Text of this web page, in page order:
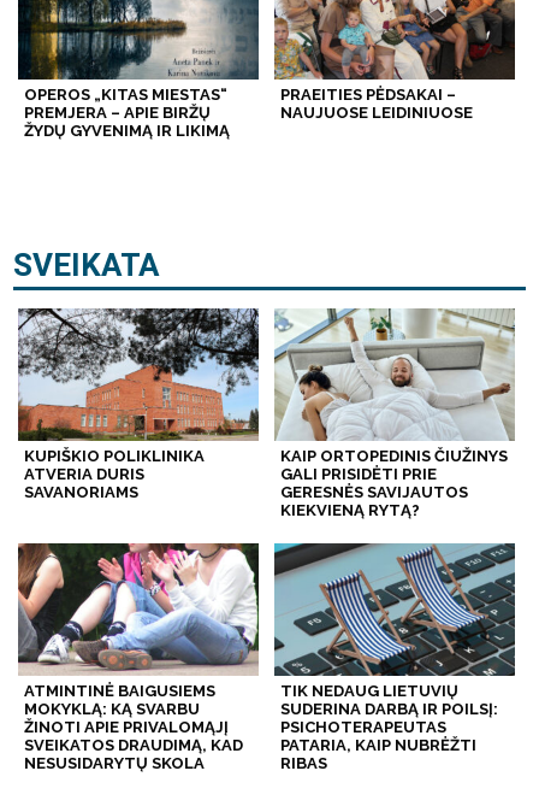
OPEROS „KITAS MIESTAS“
PREMJERA – APIE BIRŽŲ
ŽYDŲ GYVENIMĄ IR LIKIMĄ
PRAEITIES PĖDSAKAI –
NAUJUOSE LEIDINIUOSE
SVEIKATA
KUPIŠKIO POLIKLINIKA
ATVERIA DURIS
SAVANORIAMS
KAIP ORTOPEDINIS ČIUŽINYS
GALI PRISIDĖTI PRIE
GERESNĖS SAVIJAUTOS
KIEKVIENĄ RYTĄ?
ATMINTINĖ BAIGUSIEMS
MOKYKLĄ: KĄ SVARBU
ŽINOTI APIE PRIVALOMĄJĮ
SVEIKATOS DRAUDIMĄ, KAD
NESUSIDARYTŲ SKOLA
TIK NEDAUG LIETUVIŲ
SUDERINA DARBĄ IR POILSĮ:
PSICHOTERAPEUTAS
PATARIA, KAIP NUBRĖŽTI
RIBAS